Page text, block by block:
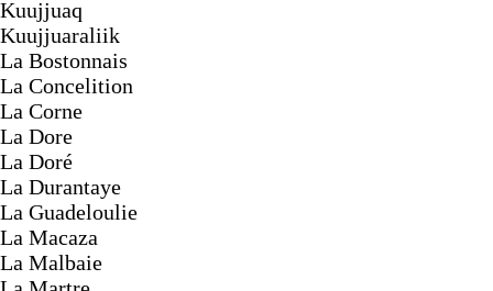
Kuujjuaq
Kuujjuaraliik
La Bostonnais
La Concelition
La Corne
La Dore
La Doré
La Durantaye
La Guadeloulie
La Macaza
La Malbaie